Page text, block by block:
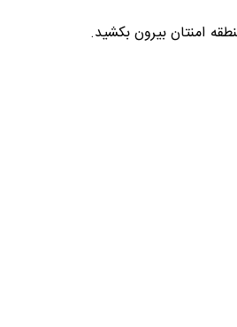
امنتان بیرون بکشید.